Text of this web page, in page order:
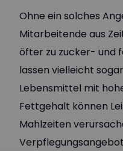
Ohne ein solches
Mitarbeitende aus
öfter zu zucker- und
lassen vielleicht
Lebensmittel mit
Fettgehalt können
Mahlzeiten